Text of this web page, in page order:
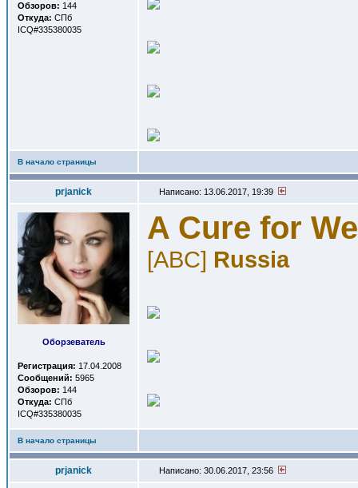
Обзоров: 144
Откуда: СПб
ICQ#335380035
В начало страницы
prjanick Написано: 13.06.2017, 19:39
Оборзеватель
Регистрация: 17.04.2008
Сообщений: 5965
Обзоров: 144
Откуда: СПб
ICQ#335380035
A Cure for
[ABC] Russia
В начало страницы
prjanick Написано: 30.06.2017, 23:56